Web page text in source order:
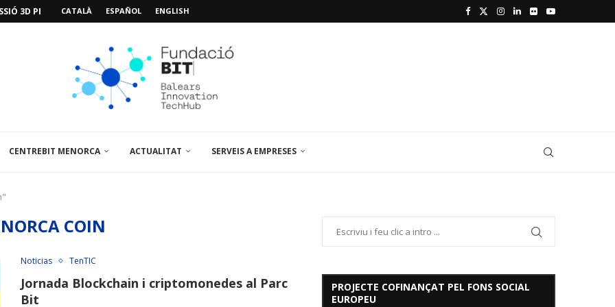
3D PER A...CATALÀ ESPAÑOL ENGLISH
CENTREBIT MENORCA ACTUALITAT SERVEIS A EMPRESES
COIN
Noticias TenTIC
Jornada Blockchain i criptomonedes al Parc
Bit
PROJECTE COFINANÇAT PEL FONS SOCIAL
EUROPEU